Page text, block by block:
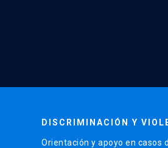
DISCRIMINACIÓN Y
Orientación y apoyo en casos